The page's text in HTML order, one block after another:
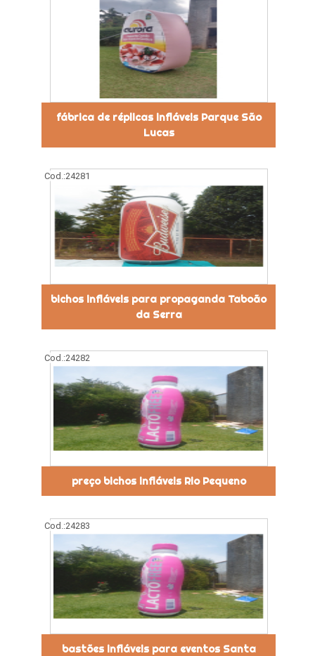
fábrica de réplicas infláveis Parque São
Lucas
Cod.:24281
bichos infláveis para propaganda Taboão
da Serra
Cod.:24282
preço bichos infláveis Rio Pequeno
Cod.:24283
bastões infláveis para eventos Santa